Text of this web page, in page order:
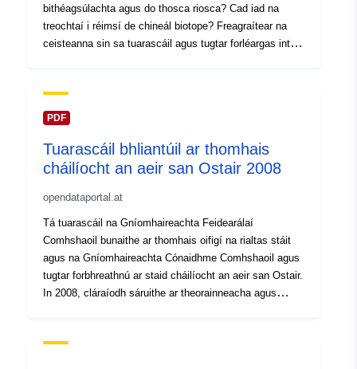
bithéagsúlachta agus do thosca riosca? Cad iad na
treochtaí i réimsí de chineál biotope? Freagraítear na
ceisteanna sin sa tuarascáil agus tugtar forléargas inti ar
feabhas cuimsitheach a chur ar staid na
bithéagsúlachta, cé gur cuireadh stop le roinnt treochtaí
úsáidí talmhaíochta agus foraoiseachta fós i mbaol na
bithéagsúlachta. Tá torthaí an dá chás-staidéar ar
hOstaire agus vearnaisí salainn ar uillinn an locha ag
teacht leis an bpatrún sin ar fud na hOstaire freisin.
PDF
Tuarascáil bhliantúil ar thomhais
cháilíocht an aeir san Ostair 2008
opendataportal.at
Tá tuarascáil na Gníomhaireachta Feidearálaí
Comhshaoil bunaithe ar thomhais oifigí na rialtas stáit
agus na Gníomhaireachta Cónaidhme Comhshaoil agus
tugtar forbhreathnú ar staid cháilíocht an aeir san Ostair.
In 2008, cláraíodh sáruithe ar theorainneacha agus
(NO2); ó am go chéile freisin maidir le dé-ocsaíd sulfair